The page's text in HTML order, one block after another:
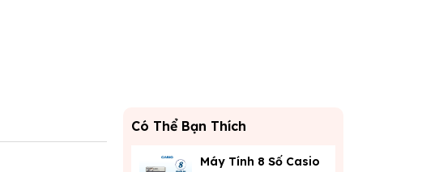
Có Thể Bạn Thích
Máy Tính 8 Số Casio